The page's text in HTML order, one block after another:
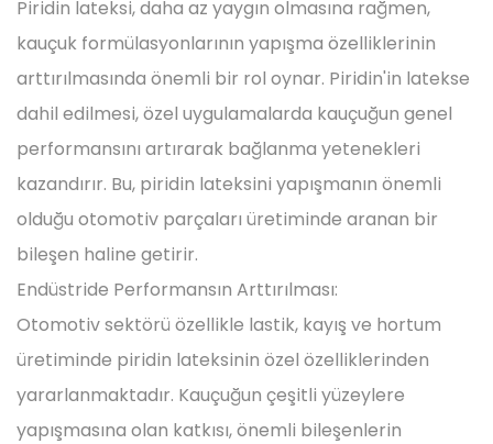
Piridin lateksi, daha az yaygın olmasına rağmen,
kauçuk formülasyonlarının yapışma özelliklerinin
arttırılmasında önemli bir rol oynar. Piridin'in latekse
dahil edilmesi, özel uygulamalarda kauçuğun genel
performansını artırarak bağlanma yetenekleri
kazandırır. Bu, piridin lateksini yapışmanın önemli
olduğu otomotiv parçaları üretiminde aranan bir
bileşen haline getirir.
Endüstride Performansın Arttırılması:
Otomotiv sektörü özellikle lastik, kayış ve hortum
üretiminde piridin lateksinin özel özelliklerinden
yararlanmaktadır. Kauçuğun çeşitli yüzeylere
yapışmasına olan katkısı, önemli bileşenlerin